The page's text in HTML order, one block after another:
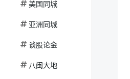
美国同城
亚洲同城
谈股论金
八闽大地